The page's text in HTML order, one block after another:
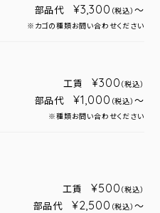
部品代 ¥3,300 （税込） ～
※カゴの種類お問い合わせください
工賃 ¥300 （税込）
部品代 ¥1,000 （税込） ～
※種類お問い合わせください
工賃 ¥500 （税込）
部品代 ¥2,500 （税込） ～